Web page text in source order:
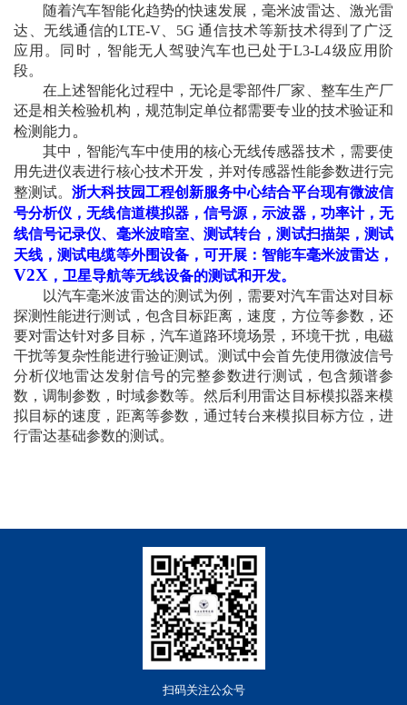
随着汽车智能化趋势的快速发展，毫米波雷达、激光雷
达、无线通信的LTE-V、 5G通信技术等新技术得到了广泛
应用。同时，智能无人驾驶汽车也已处于L3-L4级应用阶
段。
在上述智能化过程中，无论是零部件厂家、整车生产厂
还是相关检验机构，规范制定单位都需要专业的技术验证和
检测能力 。
其中，智能汽车中使用的核心无线传感器技术，需要使
用先进仪表进行核心技术开发，并对传感器性能参数进行完
整测试。浙大科技园工程创新服务中心结合平台现有微波信
号分析仪，无线信道模拟器，信号源，示波器，功率计，无
线信号记录仪、毫米波暗室、测试转台，测试扫描架，测试
天线，测试电缆等外围设备，可开展：智能车毫米波雷达，
V2X ，卫星导航等无线设备的测试和开发。
以汽车毫米波雷达的测试为例，需要对汽车雷达对目标
探测性能进行测试，包含目标距离，速度，方位等参数，还
要对雷达针对多目标，汽车道路环境场景，环境干扰，电磁
干扰等复杂性能进行验证测试。测试中会首先使用微波信号
分析仪地雷达发射信号的完整参数进行测试，包含频谱参
数，调制参数，时域参数等。然后利用雷达目标模拟器来模
拟目标的速度，距离等参数，通过转台来模拟目标方位，进
行雷达基础参数的测试。
扫码关注公众号